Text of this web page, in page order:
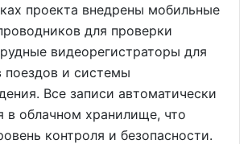
проекта внедрены мобильные
для проверки
видеорегистраторы для
поездов и системы
Все записи автоматически
в облачном хранилище, что
контроля и безопасности.